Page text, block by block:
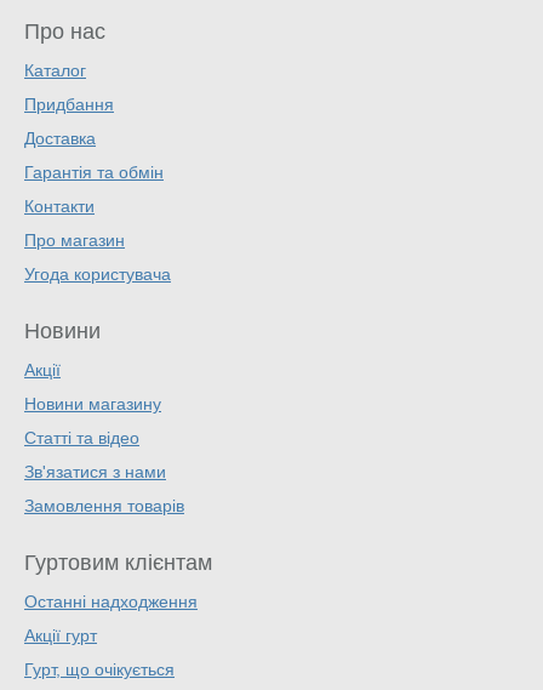
Про нас
Каталог
Придбання
Доставка
Гарантія та обмін
Контакти
Про магазин
Угода користувача
Новини
Акції
Новини магазину
Статті та відео
Зв'язатися з нами
Замовлення товарів
Гуртовим клієнтам
Останні надходження
Акції гурт
Гурт, що очікується